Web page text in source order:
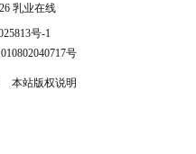
乳业在线
号-1
号
本站版权说明